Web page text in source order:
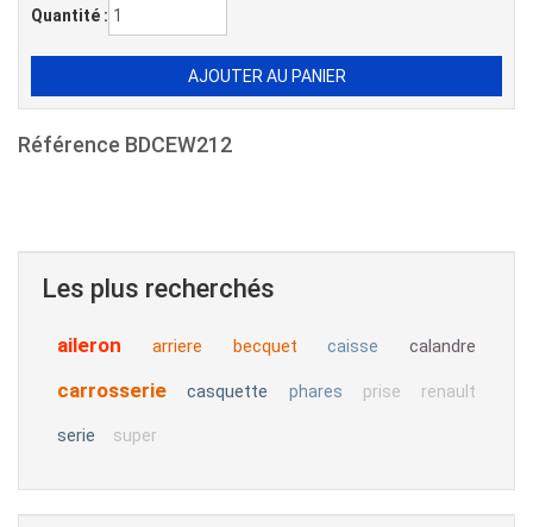
Quantité :
Référence BDCEW212
Les plus recherchés
aileron arriere becquet caisse calandre
carrosserie casquette phares prise renault
serie super